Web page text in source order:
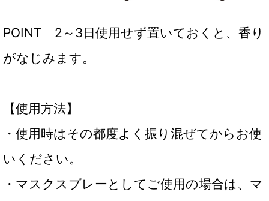
POINT 2～3日使用せず置いておくと、香り
がなじみます。
【使用方法】
・使用時はその都度よく振り混ぜてからお使
いください。
・マスクスプレーとしてご使用の場合は、マ